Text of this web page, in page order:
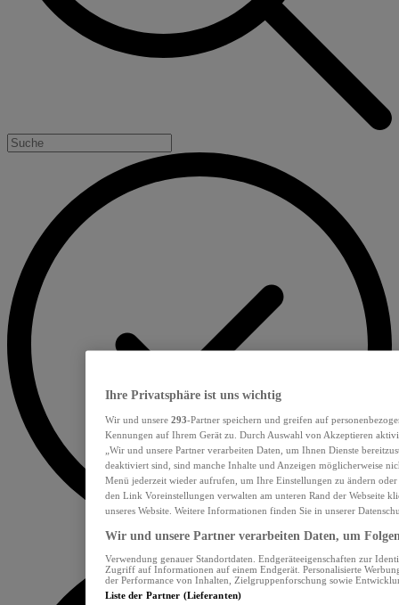
Ihre Privatsphäre ist uns wichtig
Wir und unsere 293-Partner speichern und greifen auf
Kennungen auf Ihrem Gerät zu. Durch Auswahl von Akzeptieren
„Wir und unsere Partner verarbeiten Daten, um Ihnen Dienste
deaktiviert sind, sind manche Inhalte und Anzeigen möglicherweise
Menü jederzeit wieder aufrufen, um Ihre Einstellungen zu ändern
den Link Voreinstellungen verwalten am unteren Rand der Webseite
unseres Website. Weitere Informationen finden Sie in unserer
Wir und unsere Partner verarbeiten Daten, um
Verwendung genauer Standortdaten. Endgeräteeigenschaften zur
Zugriff auf Informationen auf einem Endgerät. Personalisierte
der Performance von Inhalten, Zielgruppenforschung sowie
Liste der Partner (Lieferanten)